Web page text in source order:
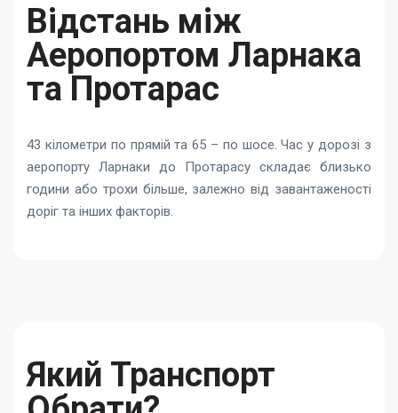
Відстань між
Аеропортом Ларнака
та Протарас
43 кілометри по прямій та 65 – по шосе. Час у дорозі з
аеропорту Ларнаки до Протарасу складає близько
години або трохи більше, залежно від завантаженості
доріг та інших факторів.
Який Транспорт